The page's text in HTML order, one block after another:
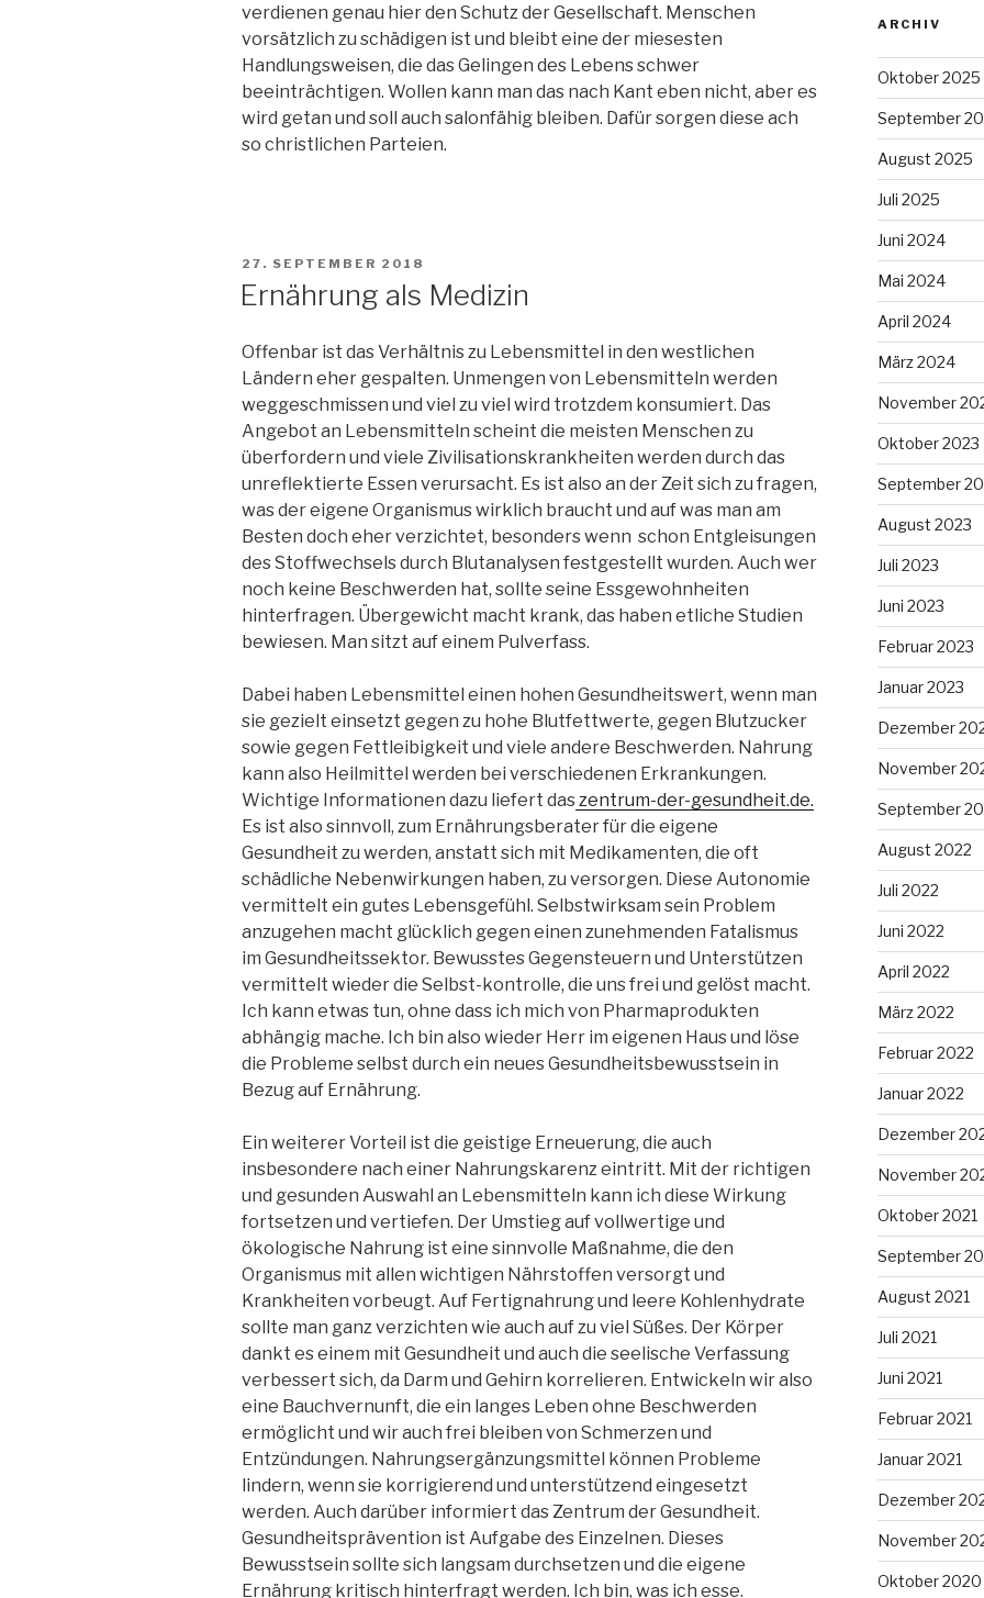
verdienen genau hier den Schutz der Gesellschaft. Menschen
vorsätzlich zu schädigen ist und bleibt eine der miesesten
Handlungsweisen, die das Gelingen des Lebens schwer
beeinträchtigen. Wollen kann man das nach Kant eben nicht, aber es
wird getan und soll auch salonfähig bleiben. Dafür sorgen diese ach
so christlichen Parteien.
VERÖFFENTLICHT
27. SEPTEMBER 2018
Ernährung als Medizin
Offenbar ist das Verhältnis zu Lebensmittel in den westlichen
Ländern eher gespalten. Unmengen von Lebensmitteln werden
weggeschmissen und viel zu viel wird trotzdem konsumiert. Das
Angebot an Lebensmitteln scheint die meisten Menschen zu
überfordern und viele Zivilisationskrankheiten werden durch das
unreflektierte Essen verursacht. Es ist also an der Zeit sich zu fragen,
was der eigene Organismus wirklich braucht und auf was man am
Besten doch eher verzichtet, besonders wenn schon Entgleisungen
des Stoffwechsels durch Blutanalysen festgestellt wurden. Auch wer
noch keine Beschwerden hat, sollte seine Essgewohnheiten
hinterfragen. Übergewicht macht krank, das haben etliche Studien
bewiesen. Man sitzt auf einem Pulverfass.
Dabei haben Lebensmittel einen hohen Gesundheitswert, wenn man
sie gezielt einsetzt gegen zu hohe Blutfettwerte, gegen Blutzucker
sowie gegen Fettleibigkeit und viele andere Beschwerden. Nahrung
kann also Heilmittel werden bei verschiedenen Erkrankungen.
Wichtige Informationen dazu liefert daszentrum-der-gesundheit.de.
Es ist also sinnvoll, zum Ernährungsberater für die eigene
Gesundheit zu werden, anstatt sich mit Medikamenten, die oft
schädliche Nebenwirkungen haben, zu versorgen. Diese Autonomie
vermittelt ein gutes Lebensgefühl. Selbstwirksam sein Problem
anzugehen macht glücklich gegen einen zunehmenden Fatalismus
im Gesundheitssektor. Bewusstes Gegensteuern und Unterstützen
vermittelt wieder die Selbst-kontrolle, die uns frei und gelöst macht.
Ich kann etwas tun, ohne dass ich mich von Pharmaprodukten
abhängig mache. Ich bin also wieder Herr im eigenen Haus und löse
die Probleme selbst durch ein neues Gesundheitsbewusstsein in
Bezug auf Ernährung.
Ein weiterer Vorteil ist die geistige Erneuerung, die auch
insbesondere nach einer Nahrungskarenz eintritt. Mit der richtigen
und gesunden Auswahl an Lebensmitteln kann ich diese Wirkung
fortsetzen und vertiefen. Der Umstieg auf vollwertige und
ökologische Nahrung ist eine sinnvolle Maßnahme, die den
Organismus mit allen wichtigen Nährstoffen versorgt und
Krankheiten vorbeugt. Auf Fertignahrung und leere Kohlenhydrate
sollte man ganz verzichten wie auch auf zu viel Süßes. Der Körper
dankt es einem mit Gesundheit und auch die seelische Verfassung
verbessert sich, da Darm und Gehirn korrelieren. Entwickeln wir also
eine Bauchvernunft, die ein langes Leben ohne Beschwerden
ermöglicht und wir auch frei bleiben von Schmerzen und
Entzündungen. Nahrungsergänzungsmittel können Probleme
lindern, wenn sie korrigierend und unterstützend eingesetzt
werden. Auch darüber informiert das Zentrum der Gesundheit.
Gesundheitsprävention ist Aufgabe des Einzelnen. Dieses
Bewusstsein sollte sich langsam durchsetzen und die eigene
Ernährung kritisch hinterfragt werden. Ich bin, was ich esse.
ARCHIV
Oktober 2025
September
August 2025
Juli 2025
Juni 2024
Mai 2024
April 2024
März 2024
November
Oktober 2023
September
August 2023
Juli 2023
Juni 2023
Februar 2023
Januar 2023
Dezember
November
September
August 2022
Juli 2022
Juni 2022
April 2022
März 2022
Februar 2022
Januar 2022
Dezember
November
Oktober 2021
September
August 2021
Juli 2021
Juni 2021
Februar 2021
Januar 2021
Dezember
November
Oktober 2020